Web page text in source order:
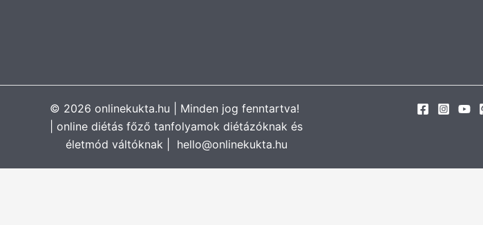
© 2026 onlinekukta.hu | Minden jog fenntartva!
| online diétás főző tanfolyamok diétázóknak és
életmód váltóknak | hello@onlinekukta.hu